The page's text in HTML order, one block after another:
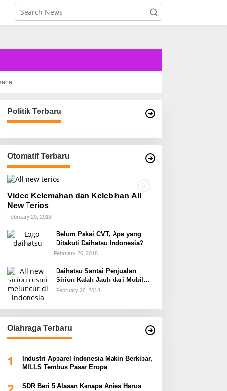
Politik Terbaru
Otomatif Terbaru
Video Kelemahan dan Kelebihan All
New Terios
February 20, 2018
Belum Pakai CVT, Apa yang
Ditakuti Daihatsu Indonesia?
February 20, 2018
Daihatsu Santai Penjualan
Sirion Kalah Jauh dari Mobil
LCGC
February 20, 2018
Olahraga Terbaru
1
Industri Apparel Indonesia Makin Berkibar,
MILLS Tembus Pasar Eropa
SDR Beri 5 Alasan Kenapa Anies Harus